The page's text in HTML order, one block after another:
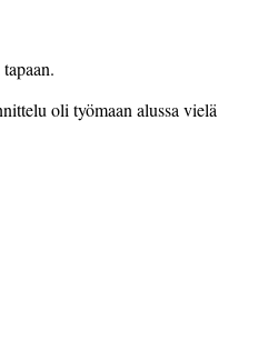
oli työmaan alussa vielä